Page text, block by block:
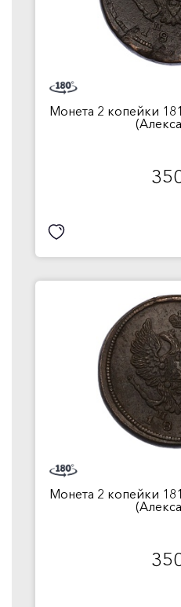
Монета 2 копейки
Монета 2 копейки